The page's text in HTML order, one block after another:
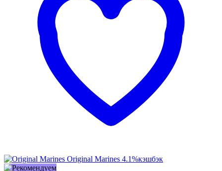
Original Marines 4.1%кэшбэк